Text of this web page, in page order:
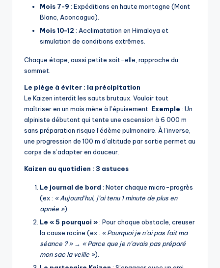
Mois 7-9 : Expéditions en haute montagne (Mont
Blanc, Aconcagua).
Mois 10-12 : Acclimatation en Himalaya et
simulation de conditions extrêmes.
Chaque étape, aussi petite soit-elle, rapproche du
sommet.
Le piège à éviter : la précipitation
Le Kaizen interdit les sauts brutaux. Vouloir tout
maîtriser en un mois mène à l’épuisement. Exemple : Un
alpiniste débutant qui tente une ascension à 6 000 m
sans préparation risque l’édème pulmonaire. À l’inverse,
une progression de 100 m d’altitude par sortie permet au
corps de s’adapter en douceur.
Kaizen au quotidien : 3 astuces
Le journal de bord : Noter chaque micro-progrès
(ex : « Aujourd’hui, j’ai tenu 1 minute de plus en
apnée »).
Le « 5 pourquoi » : Pour chaque obstacle, creuser
la cause racine (ex : « Pourquoi je n’ai pas fait ma
séance ? »→ « Parce que je n’avais pas préparé
mon sac la veille »).